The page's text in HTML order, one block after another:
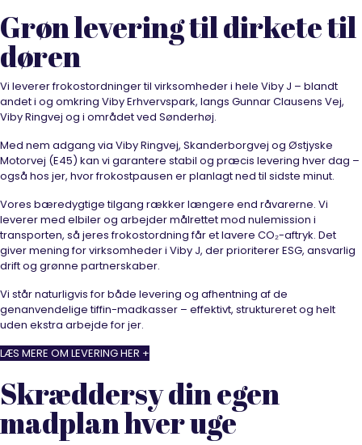
Grøn levering til dirkete til
døren
Vi leverer frokostordninger til virksomheder i hele Viby J – blandt
andet i og omkring Viby Erhvervspark, langs Gunnar Clausens Vej,
Viby Ringvej og i området ved Sønderhøj.
Med nem adgang via Viby Ringvej, Skanderborgvej og Østjyske
Motorvej (E45) kan vi garantere stabil og præcis levering hver dag –
også hos jer, hvor frokostpausen er planlagt ned til sidste minut.
Vores bæredygtige tilgang rækker længere end råvarerne. Vi
leverer med elbiler og arbejder målrettet mod nulemission i
transporten, så jeres frokostordning får et lavere CO₂-aftryk. Det
giver mening for virksomheder i Viby J, der prioriterer ESG, ansvarlig
drift og grønne partnerskaber.
Vi står naturligvis for både levering og afhentning af de
genanvendelige tiffin-madkasser – effektivt, struktureret og helt
uden ekstra arbejde for jer.
LÆS MERE OM LEVERING HER +
Skræddersy din egen
madplan hver uge